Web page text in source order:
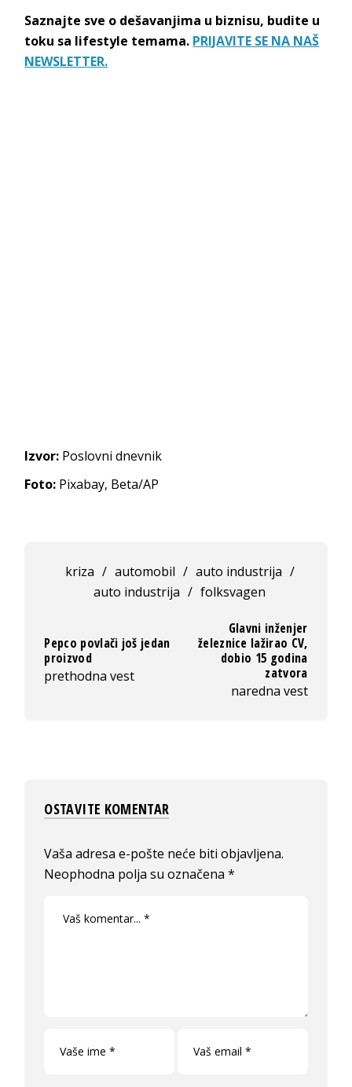
Saznajte sve o dešavanjima u biznisu, budite u
toku sa lifestyle temama. PRIJAVITE SE NA NAŠ
NEWSLETTER.
Izvor: Poslovni dnevnik
Foto: Pixabay, Beta/AP
kriza / automobil / auto industrija /
auto industrija / folksvagen
Pepco povlači još jedan
proizvod
prethodna vest
Glavni inženjer
železnice lažirao CV,
dobio 15 godina
zatvora
naredna vest
OSTAVITE KOMENTAR
Vaša adresa e-pošte neće biti objavljena.
Neophodna polja su označena*